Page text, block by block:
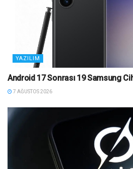
YAZILIM
Android 17 Sonrası 19 Samsung
7 AĞUSTOS 2026